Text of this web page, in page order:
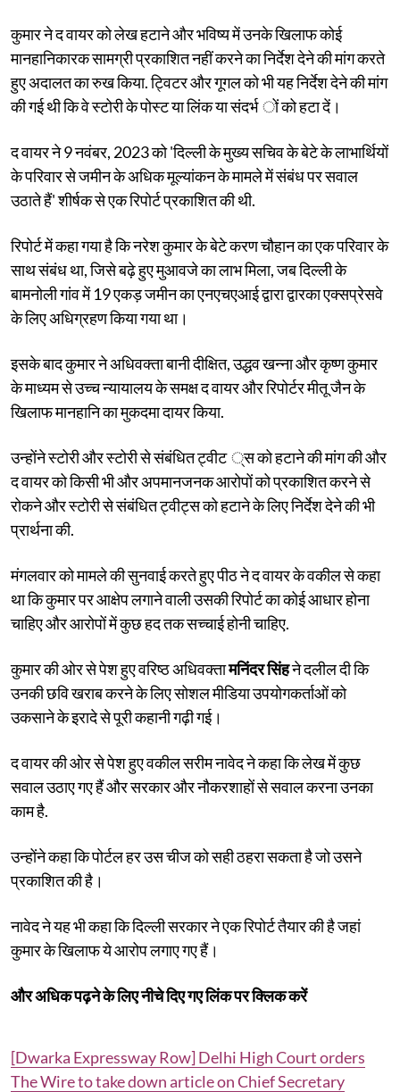
कुमार ने द वायर को लेख हटाने और भविष्य में उनके खिलाफ कोई
मानहानिकारक सामग्री प्रकाशित नहीं करने का निर्देश देने की मांग करते
हुए अदालत का रुख किया. ट्विटर और गूगल को भी यह निर्देश देने की मांग
की गई थी कि वे स्टोरी के पोस्ट या लिंक या संदर्भ ों को हटा दें।
द वायर ने 9 नवंबर, 2023 को 'दिल्ली के मुख्य सचिव के बेटे के लाभार्थियों
के परिवार से जमीन के अधिक मूल्यांकन के मामले में संबंध पर सवाल
उठाते हैं' शीर्षक से एक रिपोर्ट प्रकाशित की थी.
रिपोर्ट में कहा गया है कि नरेश कुमार के बेटे करण चौहान का एक परिवार के
साथ संबंध था, जिसे बढ़े हुए मुआवजे का लाभ मिला, जब दिल्ली के
बामनोली गांव में 19 एकड़ जमीन का एनएचएआई द्वारा द्वारका एक्सप्रेसवे
के लिए अधिग्रहण किया गया था।
इसके बाद कुमार ने अधिवक्ता बानी दीक्षित, उद्धव खन्ना और कृष्ण कुमार
के माध्यम से उच्च न्यायालय के समक्ष द वायर और रिपोर्टर मीतू जैन के
खिलाफ मानहानि का मुकदमा दायर किया.
उन्होंने स्टोरी और स्टोरी से संबंधित ट्वीट ्स को हटाने की मांग की और
द वायर को किसी भी और अपमानजनक आरोपों को प्रकाशित करने से
रोकने और स्टोरी से संबंधित ट्वीट्स को हटाने के लिए निर्देश देने की भी
प्रार्थना की.
मंगलवार को मामले की सुनवाई करते हुए पीठ ने द वायर के वकील से कहा
था कि कुमार पर आक्षेप लगाने वाली उसकी रिपोर्ट का कोई आधार होना
चाहिए और आरोपों में कुछ हद तक सच्चाई होनी चाहिए.
कुमार की ओर से पेश हुए वरिष्ठ अधिवक्तामनिंदर सिंहने दलील दी कि
उनकी छवि खराब करने के लिए सोशल मीडिया उपयोगकर्ताओं को
उकसाने के इरादे से पूरी कहानी गढ़ी गई।
द वायर की ओर से पेश हुए वकील सरीम नावेद ने कहा कि लेख में कुछ
सवाल उठाए गए हैं और सरकार और नौकरशाहों से सवाल करना उनका
काम है.
उन्होंने कहा कि पोर्टल हर उस चीज को सही ठहरा सकता है जो उसने
प्रकाशित की है।
नावेद ने यह भी कहा कि दिल्ली सरकार ने एक रिपोर्ट तैयार की है जहां
कुमार के खिलाफ ये आरोप लगाए गए हैं।
और अधिक पढ़ने के लिए नीचे दिए गए लिंक पर क्लिक करें
[Dwarka Expressway Row] Delhi High Court orders
The Wire to take down article on Chief Secretary